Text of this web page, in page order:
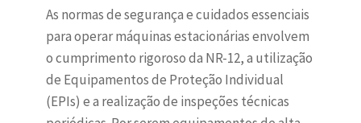
As normas de segurança e cuidados essenciais
para operar máquinas estacionárias envolvem
o cumprimento rigoroso da NR-12, a utilização
de Equipamentos de Proteção Individual
(EPIs) e a realização de inspeções técnicas